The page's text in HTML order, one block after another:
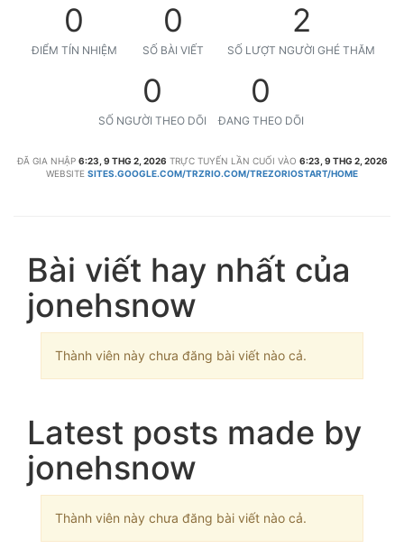
0
ĐIỂM TÍN NHIỆM
0
SỐ BÀI VIẾT
2
SỐ LƯỢT NGƯỜI GHÉ THĂM
0
SỐ NGƯỜI THEO DÕI
0
ĐANG THEO DÕI
ĐÃ GIA NHẬP 6:23, 9 THG 2, 2026 TRỰC TUYẾN LẦN CUỐI VÀO 6:23, 9 THG 2, 2026
WEBSITE SITES.GOOGLE.COM/TRZRIO.COM/TREZORIOSTART/HOME
Bài viết hay nhất của
jonehsnow
Thành viên này chưa đăng bài viết nào cả.
Latest posts made by
jonehsnow
Thành viên này chưa đăng bài viết nào cả.